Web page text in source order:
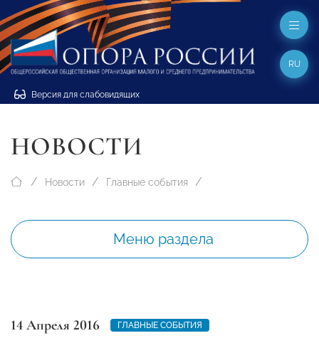
Версия для слабовидящих
RU
НОВОСТИ
Новости Главные события
Меню раздела
14 Апреля 2016 ГЛАВНЫЕ СОБЫТИЯ